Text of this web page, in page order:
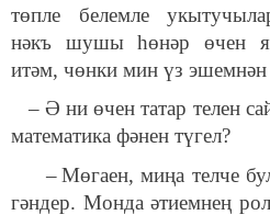
төп­ле бе­лем­ле
нәкъ шу­шы һө­нәр өчен
итәм, чөн­ки мин үз
– Ә ни өчен та­тар те­лен
ма­те­ма­ти­ка фә­нен тү­гел?
– Мө­га­ен, ми­ңа тел­че
гән­дер. Мон­да әти­ем­нең